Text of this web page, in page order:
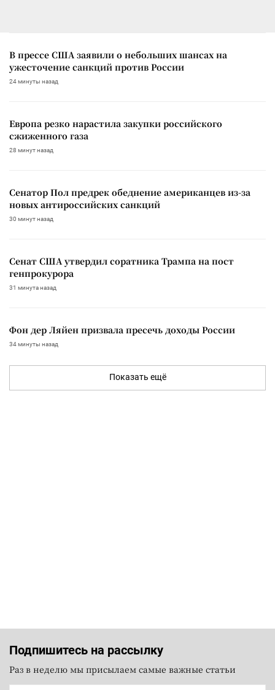
В прессе США заявили о небольших шансах на
ужесточение санкций против России
24 минуты назад
Европа резко нарастила закупки российского
сжиженного газа
28 минут назад
Сенатор Пол предрек обеднение американцев из-за
новых антироссийских санкций
30 минут назад
Сенат США утвердил соратника Трампа на пост
генпрокурора
31 минута назад
Фон дер Ляйен призвала пресечь доходы России
34 минуты назад
Показать ещё
Подпишитесь на рассылку
Раз в неделю мы присылаем самые важные статьи